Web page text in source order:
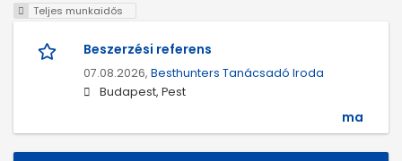
Teljes munkaidős
Beszerzési referens
07.08.2026, Besthunters Tanácsadó Iroda
Budapest, Pest
ma